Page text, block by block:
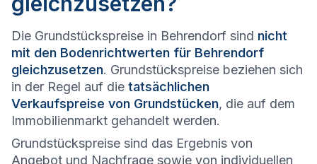
Die Grundstückspreise in Behrendorf sind nicht
mit den Bodenrichtwerten für Behrendorf
gleichzusetzen. Grundstückspreise beziehen sich
in der Regel auf die tatsächlichen
Verkaufspreise von Grundstücken, die auf dem
Immobilienmarkt gehandelt werden.
Grundstückspreise sind das Ergebnis von
Angebot und Nachfrage sowie von individuellen